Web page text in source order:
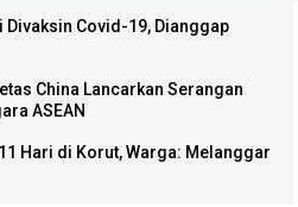
Divaksin Covid-19, Dianggap
China Lancarkan Serangan
ASEAN
Hari di Korut, Warga: Melanggar